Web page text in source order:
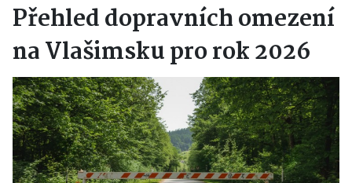
Přehled dopravních omezení
na Vlašimsku pro rok 2026